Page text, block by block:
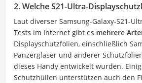
2. Welche S21-Ultra-
Laut diverser Samsung-Galaxy-S21-
Tests im Internet gibt es mehrere
Displayschutzfolien, einschließlich
Panzergläser und anderer
dieses Handy entwickelt wurden.
Schutzhüllen unterstützen auch den